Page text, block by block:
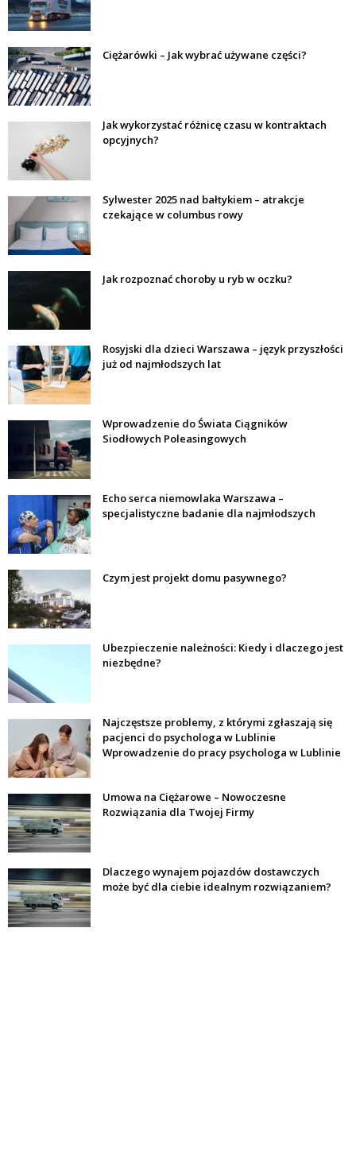
Ciężarówki – Jak wybrać używane części?
Jak wykorzystać różnicę czasu w kontraktach
opcyjnych?
Sylwester 2025 nad bałtykiem – atrakcje
czekające w columbus rowy
Jak rozpoznać choroby u ryb w oczku?
Rosyjski dla dzieci Warszawa – język przyszłości
już od najmłodszych lat
Wprowadzenie do Świata Ciągników
Siodłowych Poleasingowych
Echo serca niemowlaka Warszawa –
specjalistyczne badanie dla najmłodszych
Czym jest projekt domu pasywnego?
Ubezpieczenie należności: Kiedy i dlaczego jest
niezbędne?
Najczęstsze problemy, z którymi zgłaszają się
pacjenci do psychologa w Lublinie
Wprowadzenie do pracy psychologa w Lublinie
Umowa na Ciężarowe – Nowoczesne
Rozwiązania dla Twojej Firmy
Dlaczego wynajem pojazdów dostawczych
może być dla ciebie idealnym rozwiązaniem?